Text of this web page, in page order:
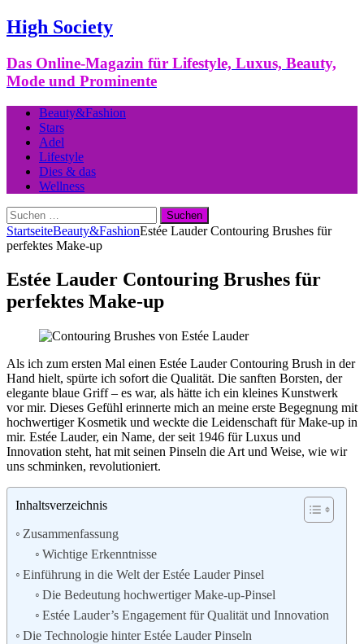
High Society
Das Online-Magazin für Lifestyle, Luxus, Beauty,
Mode und Prominente
Beauty&Fashion
Stars
Adel
Lifestyle
Dies & das
Wellness
Suchen
nach:
StartseiteBeauty&FashionEstée Lauder Contouring Brushes für
perfektes Make-up
Estée Lauder Contouring Brushes für
perfektes Make-up
Als ich zum ersten Mal einen Estée Lauder Contouring Brush in der
Hand hielt, spürte ich sofort die Qualität. Die sanften Borsten, der
elegante blaue Griff – es war, als hätte ich ein kleines Kunstwerk
vor mir. Dieses Gefühl erinnerte mich an meine erste Begegnung mit
hochwertiger Kosmetik und weckte die Leidenschaft für Make-up in
mir. Estée Lauder, ein Name, der seit 1946 für Luxus und
Innovation steht, hat mit seinen Pinseln die Art und Weise, wie wir
uns schminken, revolutioniert.
Inhaltsverzeichnis
Zusammenfassung
Wichtige Erkenntnisse
Einführung in die Welt der Estée Lauder Pinsel
Die Bedeutung hochwertiger Make-up-Pinsel
Estée Lauder’s Engagement für Qualität und Innovation
Die Technologie hinter Estée Lauder Pinseln